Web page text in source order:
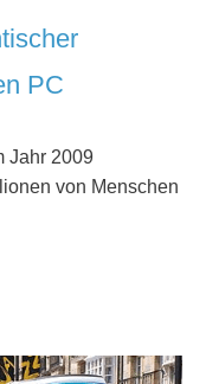
PC
Jahr 2009
von Menschen